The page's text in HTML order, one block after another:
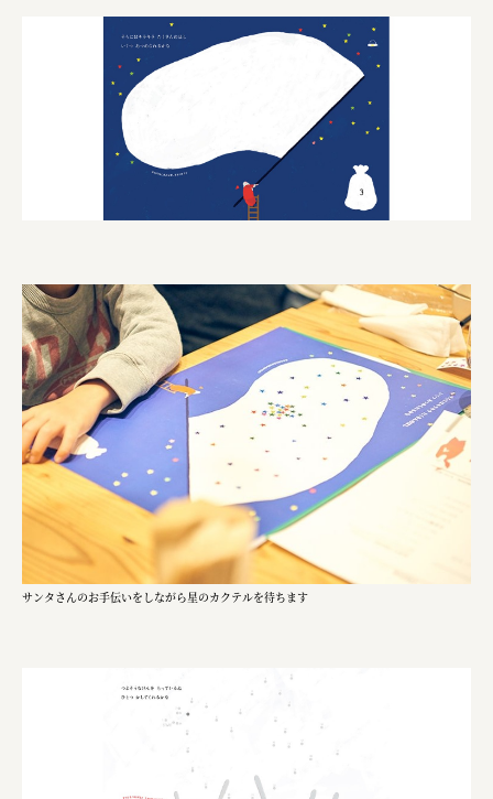
一般財団法人 伝統的工芸品産業振興協会
株式会社池田泉州銀行
岡野バルブ製造株式会社
株式会社ふくや
三井不動産株式会社
株式会社イソガイ
インターステラテクノロジズ株式会社
キッコーマン食品株式会社
住友化学株式会社
株式会社リビタ
宗教法人圓能寺立 若草幼稚園
株式会社 照沼
食処くさの根
JR東日本クロスステーション
株式会社ハッチ
株式会社リブロプラス
サンタさんのお手伝いをしながら星のカクテルを待ちます